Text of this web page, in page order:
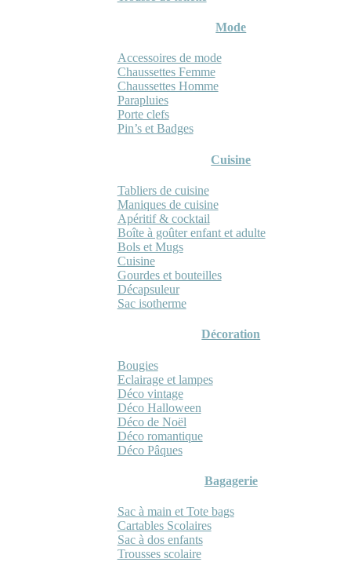
Mode
Accessoires de mode
Chaussettes Femme
Chaussettes Homme
Parapluies
Porte clefs
Pin’s et Badges
Cuisine
Tabliers de cuisine
Maniques de cuisine
Apéritif & cocktail
Boîte à goûter enfant et adulte
Bols et Mugs
Cuisine
Gourdes et bouteilles
Décapsuleur
Sac isotherme
Décoration
Bougies
Eclairage et lampes
Déco vintage
Déco Halloween
Déco de Noël
Déco romantique
Déco Pâques
Bagagerie
Sac à main et Tote bags
Cartables Scolaires
Sac à dos enfants
Trousses scolaire